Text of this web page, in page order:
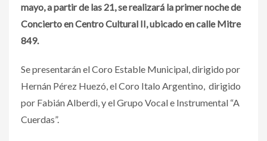
mayo, a partir de las 21, se realizará la primer noche de
Concierto en Centro Cultural II, ubicado en calle Mitre
849.
Se presentarán el Coro Estable Municipal, dirigido por
Hernán Pérez Huezó, el Coro Italo Argentino, dirigido
por Fabián Alberdi, y el Grupo Vocal e Instrumental “A
Cuerdas”.